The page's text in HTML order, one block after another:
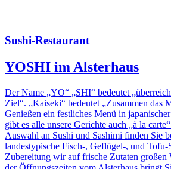
Sushi-Restaurant
YOSHI im Alsterhaus
Der Name „YO“ „SHI“ bedeutet
Ziel“. „Kaiseki“ bedeutet „Zusammen das
Genießen ein festliches Menü in
gibt es alle unsere Gerichte auch „à la
Auswahl an Sushi und Sashimi finden Sie
landestypische Fisch-, Geflügel-, und Tofu-
Zubereitung wir auf frische Zutaten großen